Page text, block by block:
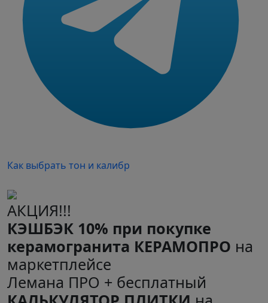
Как выбрать тон и калибр
АКЦИЯ!!!
КЭШБЭК 10% при покупке
керамогранита КЕРАМОПРО на
маркетплейсе
Лемана ПРО + бесплатный